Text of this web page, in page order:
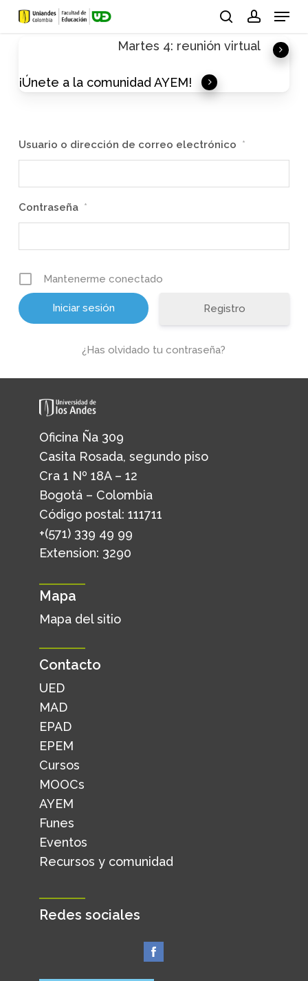
Skip
Menu
Martes 4: reunión virtual
¡Únete a la comunidad AYEM!
Usuario o dirección de correo electrónico *
Contraseña *
Mantenerme conectado
Registro
¿Has olvidado tu contraseña?
Oficina Ña 309
Casita Rosada, segundo piso
Cra 1 Nº 18A – 12
Bogotá – Colombia
Código postal: 111711
+(571) 339 49 99
Extension: 3290
Mapa
Mapa del sitio
Contacto
UED
MAD
EPAD
EPEM
Cursos
MOOCs
AYEM
Funes
Eventos
Recursos y comunidad
Redes sociales